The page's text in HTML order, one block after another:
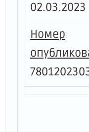
02.03.2023
Номер